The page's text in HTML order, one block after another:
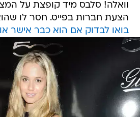
וואלה! סלבס מיד קופצת על
הצעת חברות בפייס. חסר לו
בואו לבדוק אם הוא כבר אישר